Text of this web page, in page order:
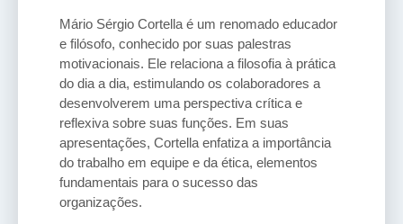
Mário Sérgio Cortella é um renomado educador
e filósofo, conhecido por suas palestras
motivacionais. Ele relaciona a filosofia à prática
do dia a dia, estimulando os colaboradores a
desenvolverem uma perspectiva crítica e
reflexiva sobre suas funções. Em suas
apresentações, Cortella enfatiza a importância
do trabalho em equipe e da ética, elementos
fundamentais para o sucesso das
organizações.